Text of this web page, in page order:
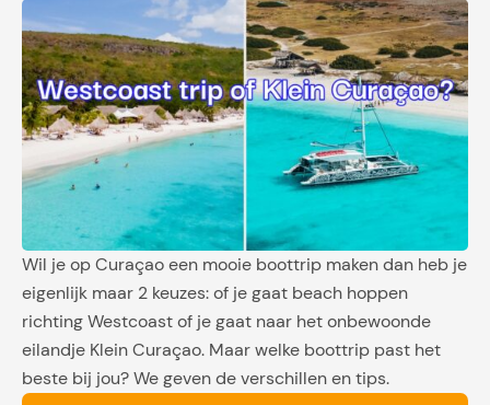
Wil je op Curaçao een mooie boottrip maken dan heb je
eigenlijk maar 2 keuzes: of je gaat beach hoppen
richting Westcoast of je gaat naar het onbewoonde
eilandje Klein Curaçao. Maar welke boottrip past het
beste bij jou? We geven de verschillen en tips.